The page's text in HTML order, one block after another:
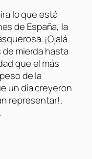
lo que está
de España, la
¡Ojalá
mierda hasta
que el más
de la
un día creyeron
representar!.